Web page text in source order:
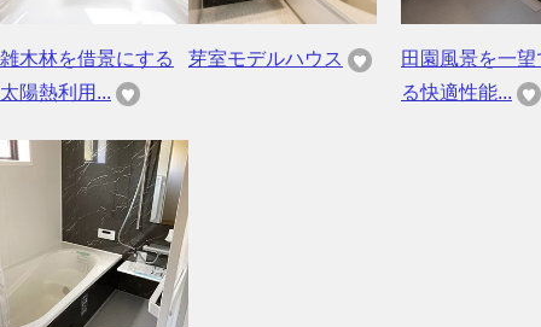
雑木林を借景にする
太陽熱利用...
芽室モデルハウス
田園風景を一望
る快適性能...